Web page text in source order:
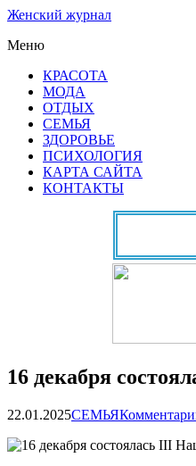
Женский журнал
Меню
КРАСОТА
МОДА
ОТДЫХ
СЕМЬЯ
ЗДОРОВЬЕ
ПСИХОЛОГИЯ
КАРТА САЙТА
КОНТАКТЫ
16 декабря
22.01.2025СЕМЬЯ